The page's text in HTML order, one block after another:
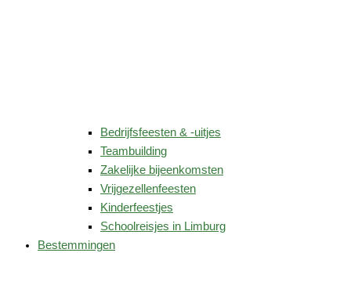
Bedrijfsfeesten & -uitjes
Teambuilding
Zakelijke bijeenkomsten
Vrijgezellenfeesten
Kinderfeestjes
Schoolreisjes in Limburg
Bestemmingen